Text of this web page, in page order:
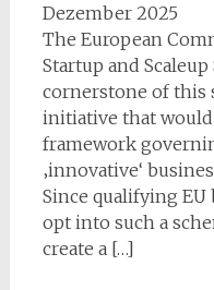
Dezember 2025
The European
Startup and
cornerstone of this
initiative that
framework
‚innovative‘
Since qualifying EU
opt into such a
create a […]